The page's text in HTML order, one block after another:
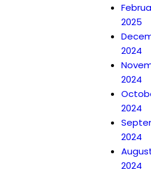
2025
2024
2024
2024
2024
2024